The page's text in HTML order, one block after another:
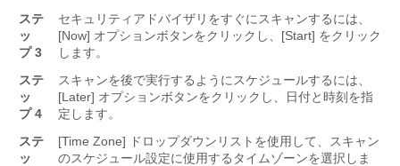
ステ
ッ
プ 3
セキュリティアドバイザリをすぐにスキャンするには、
[Now] オプションボタンをクリックし、[Start] をクリック
します。
ステ
ッ
プ 4
スキャンを後で実行するようにスケジュールするには、
[Later] オプションボタンをクリックし、日付と時刻を指
定します。
ステ
ッ
[Time Zone] ドロップダウンリストを使用して、スキャン
のスケジュール設定に使用するタイムゾーンを選択しま